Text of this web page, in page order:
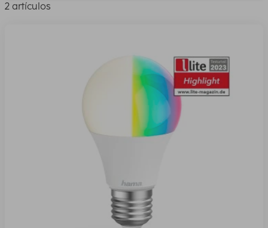
2 artículos